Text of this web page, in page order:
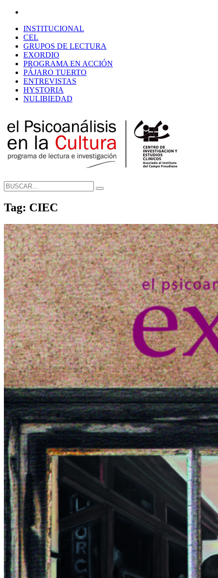
INSTITUCIONAL
CEL
GRUPOS DE LECTURA
EXORDIO
PROGRAMA EN ACCIÓN
PÁJARO TUERTO
ENTREVISTAS
HYSTORIA
NULIBIEDAD
Tag: CIEC